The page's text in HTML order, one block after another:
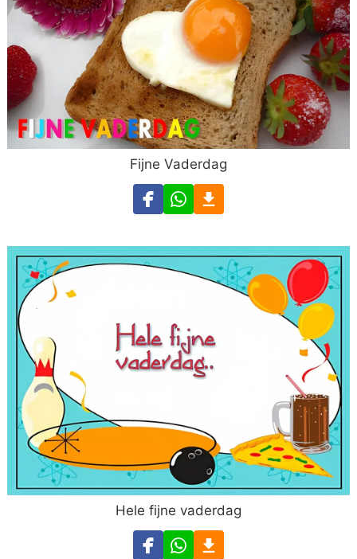
Fijne Vaderdag
Hele fijne vaderdag